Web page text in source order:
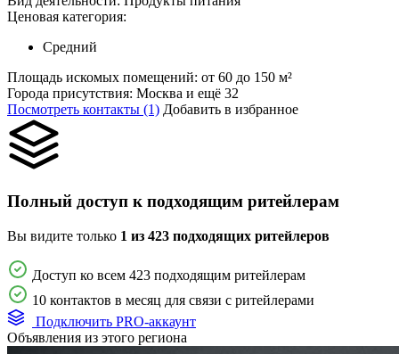
Ценовая категория:
Средний
Площадь искомых помещений: от 60 до 150 м²
Города присутствия: Москва и ещё 32
Посмотреть контакты (1) Добавить в избранное
Полный доступ к подходящим ритейлерам
Вы видите только 1 из 423 подходящих ритейлеров
Доступ ко всем 423 подходящим ритейлерам
10 контактов в месяц для связи с ритейлерами
Подключить PRO-аккаунт
Объявления из этого региона